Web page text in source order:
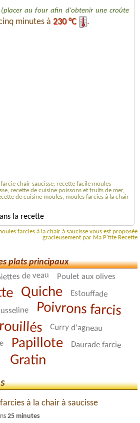
(placer au four afin d'obtenir une croûte
minutes à 230 °C .
chair saucisse, recette facile moules
recette de cuisine poissons et fruits de mer,
de cuisine moules, moules farcies à la chair
la recette
farcies à la chair à saucisse vous est proposée
gracieusement par Ma P'tite Recette
plats principaux
de veau Poulet aux olives
Quiche Estouffade
Poivrons farcis
Curry d'agneau
Papillote Daurade farcie
Gratin
à la chair à saucisse
25 minutes